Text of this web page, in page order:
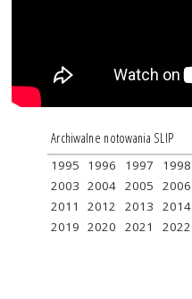
Archiwalne notowania SLIP
1995 1996 1997 1998
2003 2004 2005 2006
2011
2012 2013 2014
2019 2020 2021 2022